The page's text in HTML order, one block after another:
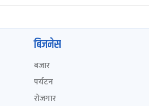
बिजनेस
बजार
पर्यटन
रोजगार